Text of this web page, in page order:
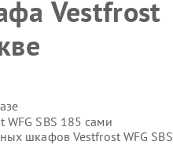
Vestfrost
SBS 185 сами
шкафов Vestfrost WFG SBS